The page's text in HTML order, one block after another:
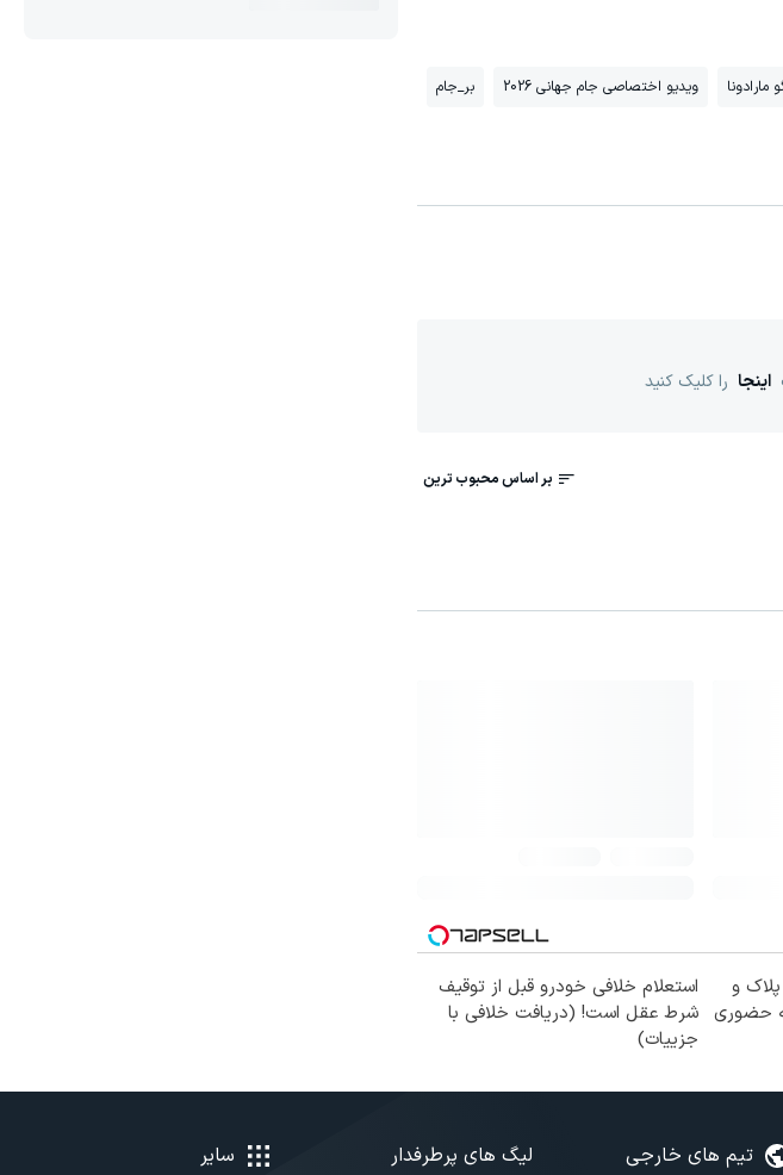
مارادونا ویدیو اختصاصی جام جهانی 2026 بر_جام
اینجا را کلیک کنید
و
حضوری
استعلام خلافی خودرو قبل از توقیف
شرط عقل است! (دریافت خلافی با
جزییات)
تیم های خارجی لیگ های پرطرفدار سایر